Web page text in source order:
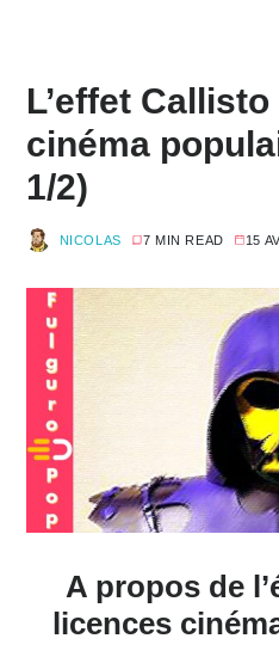
L’effet
cinéma
1/2)
NICOLAS 7 MIN READ 15
A propos de
licences